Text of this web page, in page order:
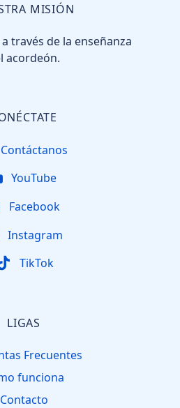
MISIÓN
través de la enseñanza
acordeón.
Contáctanos
YouTube
Facebook
Instagram
TikTok
LIGAS
Frecuentes
funciona
Contacto